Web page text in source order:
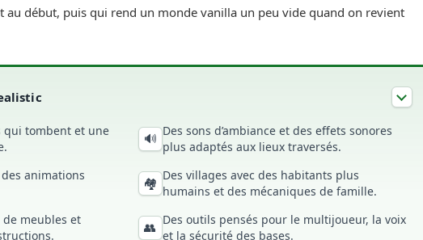
au début, puis qui rend un monde vanilla un peu vide quand on revient
qui tombent et une
🔊 Des sons d’ambiance et des effets sonores
plus adaptés aux lieux traversés.
des animations
🏘️ Des villages avec des habitants plus
humains et des mécaniques de famille.
de meubles et
👥 Des outils pensés pour le multijoueur, la voix
et la sécurité des bases.